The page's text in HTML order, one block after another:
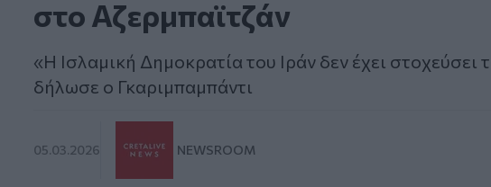
στο Αζερμπαϊτζάν
«Η Ισλαμική Δημοκρατία του Ιράν δεν έχει
δήλωσε ο Γκαριμπαμπάντι
05.03.2026 NEWSROOM